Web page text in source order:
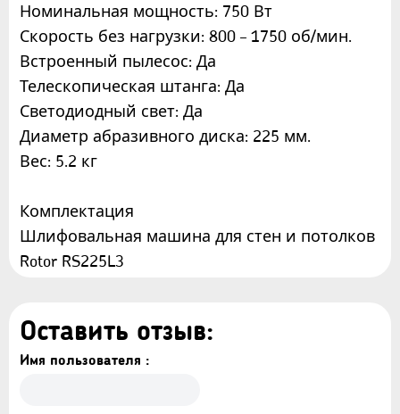
Номинальная мощность: 750 Вт
Скорость без нагрузки: 800 – 1750 об/мин.
Встроенный пылесос: Да
Телескопическая штанга: Да
Светодиодный свет: Да
Диаметр абразивного диска: 225 мм.
Вес: 5.2 кг
Комплектация
Шлифовальная машина для стен и потолков
Rotor RS225L3
Щетки двигателя: 2 шт.
Телескопическая штанга
Оставить отзыв:
Имя пользователя :